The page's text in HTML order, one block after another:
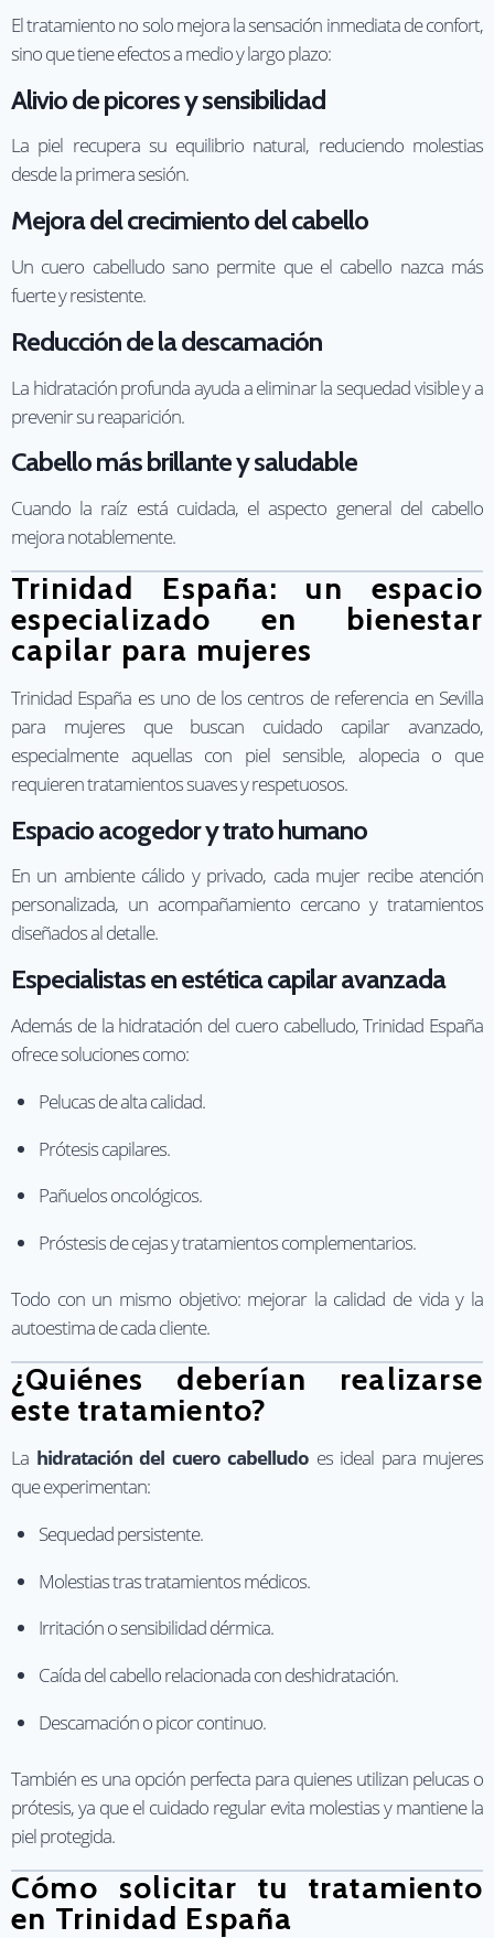
El tratamiento no solo mejora la sensación inmediata de confort,
sino que tiene efectos a medio y largo plazo:
Alivio de picores y sensibilidad
La piel recupera su equilibrio natural, reduciendo molestias
desde la primera sesión.
Mejora del crecimiento del cabello
Un cuero cabelludo sano permite que el cabello nazca más
fuerte y resistente.
Reducción de la descamación
La hidratación profunda ayuda a eliminar la sequedad visible y a
prevenir su reaparición.
Cabello más brillante y saludable
Cuando la raíz está cuidada, el aspecto general del cabello
mejora notablemente.
Trinidad España: un espacio
especializado en bienestar
capilar para mujeres
Trinidad España es uno de los centros de referencia en Sevilla
para mujeres que buscan cuidado capilar avanzado,
especialmente aquellas con piel sensible, alopecia o que
requieren tratamientos suaves y respetuosos.
Espacio acogedor y trato humano
En un ambiente cálido y privado, cada mujer recibe atención
personalizada, un acompañamiento cercano y tratamientos
diseñados al detalle.
Especialistas en estética capilar avanzada
Además de la hidratación del cuero cabelludo, Trinidad España
ofrece soluciones como:
Pelucas de alta calidad.
Prótesis capilares.
Pañuelos oncológicos.
Próstesis de cejas y tratamientos complementarios.
Todo con un mismo objetivo: mejorar la calidad de vida y la
autoestima de cada cliente.
¿Quiénes deberían realizarse
este tratamiento?
La hidratación del cuero cabelludo es ideal para mujeres
que experimentan:
Sequedad persistente.
Molestias tras tratamientos médicos.
Irritación o sensibilidad dérmica.
Caída del cabello relacionada con deshidratación.
Descamación o picor continuo.
También es una opción perfecta para quienes utilizan pelucas o
prótesis, ya que el cuidado regular evita molestias y mantiene la
piel protegida.
Cómo solicitar tu tratamiento
en Trinidad España